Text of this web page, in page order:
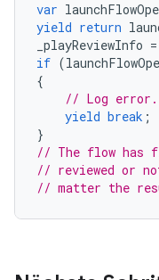
var
yield return
_playReviewInfo =
if (
{
// Log error.
yield break ;
}
// The flow has
// reviewed or
// matter the